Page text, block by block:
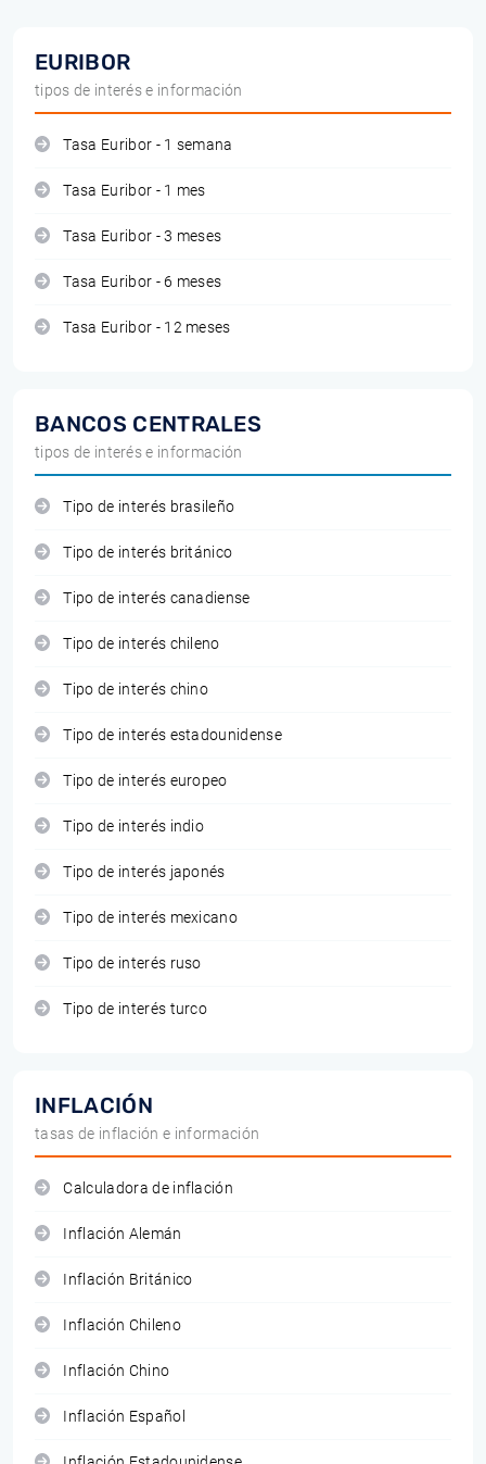
EURIBOR
tipos de interés e información
Tasa Euribor - 1 semana
Tasa Euribor - 1 mes
Tasa Euribor - 3 meses
Tasa Euribor - 6 meses
Tasa Euribor - 12 meses
BANCOS CENTRALES
tipos de interés e información
Tipo de interés brasileño
Tipo de interés británico
Tipo de interés canadiense
Tipo de interés chileno
Tipo de interés chino
Tipo de interés estadounidense
Tipo de interés europeo
Tipo de interés indio
Tipo de interés japonés
Tipo de interés mexicano
Tipo de interés ruso
Tipo de interés turco
INFLACIÓN
tasas de inflación e información
Calculadora de inflación
Inflación Alemán
Inflación Británico
Inflación Chileno
Inflación Chino
Inflación Español